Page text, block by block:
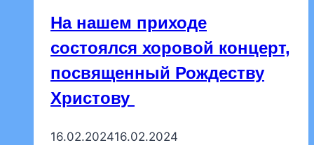
На нашем приходе
состоялся хоровой концерт,
посвященный Рождеству
Христову
16.02.202416.02.2024